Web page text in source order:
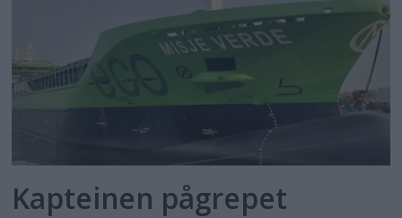
Kapteinen pågrepet